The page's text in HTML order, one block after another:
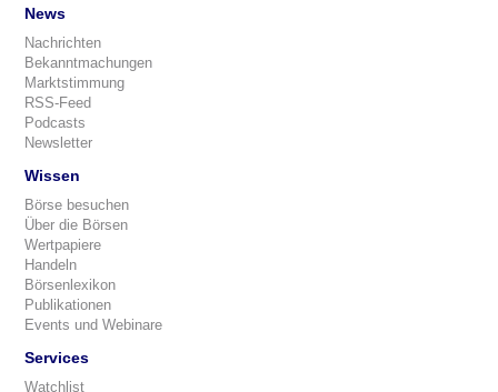
News
Nachrichten
Bekanntmachungen
Marktstimmung
RSS-Feed
Podcasts
Newsletter
Wissen
Börse besuchen
Über die Börsen
Wertpapiere
Handeln
Börsenlexikon
Publikationen
Events und Webinare
Services
Watchlist